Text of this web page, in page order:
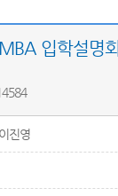
입학설명회
이진영